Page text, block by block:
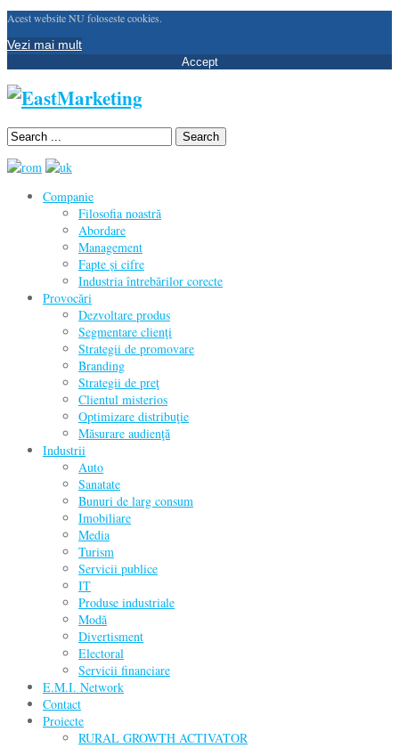
Acest website NU foloseste cookies.
Vezi mai mult
Accept
Search
Companie
Filosofia noastră
Abordare
Management
Fapte și cifre
Industria întrebărilor corecte
Provocări
Dezvoltare produs
Segmentare clienţi
Strategii de promovare
Branding
Strategii de preţ
Clientul misterios
Optimizare distribuţie
Măsurare audienţă
Industrii
Auto
Sanatate
Bunuri de larg consum
Imobiliare
Media
Turism
Servicii publice
IT
Produse industriale
Modă
Divertisment
Electoral
Servicii financiare
E.M.I. Network
Contact
Proiecte
RURAL GROWTH ACTIVATOR